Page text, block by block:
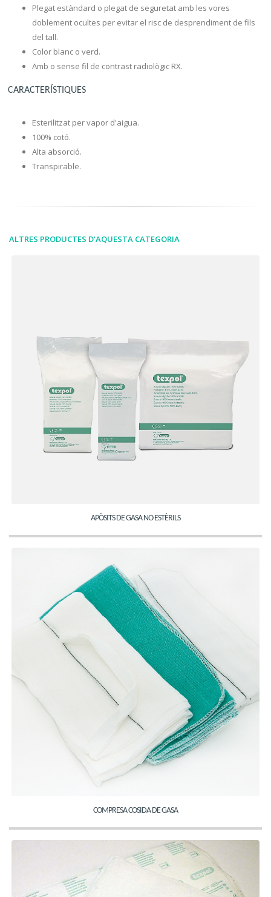
Plegat estàndard o plegat de seguretat amb les vores
doblement ocultes per evitar el risc de desprendiment de fils
del tall.
Color blanc o verd.
Amb o sense fil de contrast radiològic RX.
CARACTERÍSTIQUES
Esterilitzat per vapor d'aigua.
100% cotó.
Alta absorció.
Transpirable.
ALTRES PRODUCTES D'AQUESTA CATEGORIA
APÒSITS DE GASA NO ESTÈRILS
COMPRESA COSIDA DE GASA